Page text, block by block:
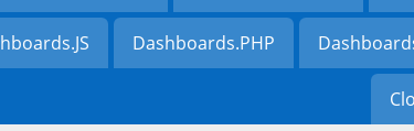
Dashboards.PHP